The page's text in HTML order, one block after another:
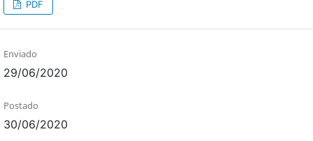
PDF
Enviado
29/06/2020
Postado
30/06/2020